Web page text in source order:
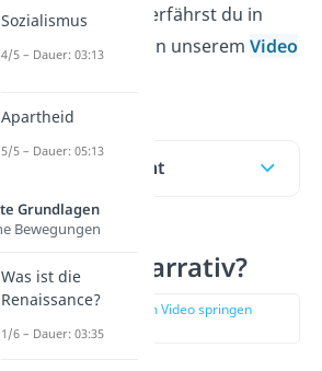
verwendest, erfährst du in
Beitrag und in unseremVideo
Inhaltsübersicht
Was ist ein Narrativ?
zur Stelle im Video springen
(00:13)
Sozialismus
4/5 – Dauer: 03:13
Apartheid
5/5 – Dauer: 05:13
Grundlagen
Bewegungen
Was ist die
Renaissance?
1/6 – Dauer: 03:35